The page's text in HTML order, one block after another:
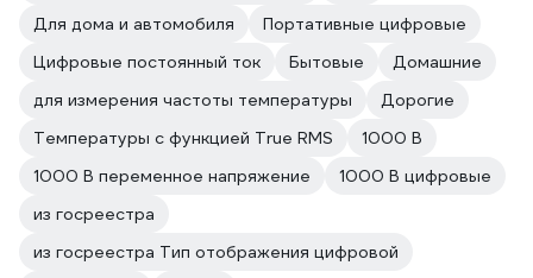
Для дома и автомобиля
Портативные цифровые
Цифровые постоянный ток
Бытовые
Домашние
для измерения частоты температуры
Дорогие
Температуры с функцией True RMS
1000 В
1000 В переменное напряжение
1000 В цифровые
из госреестра
из госреестра Тип отображения цифровой